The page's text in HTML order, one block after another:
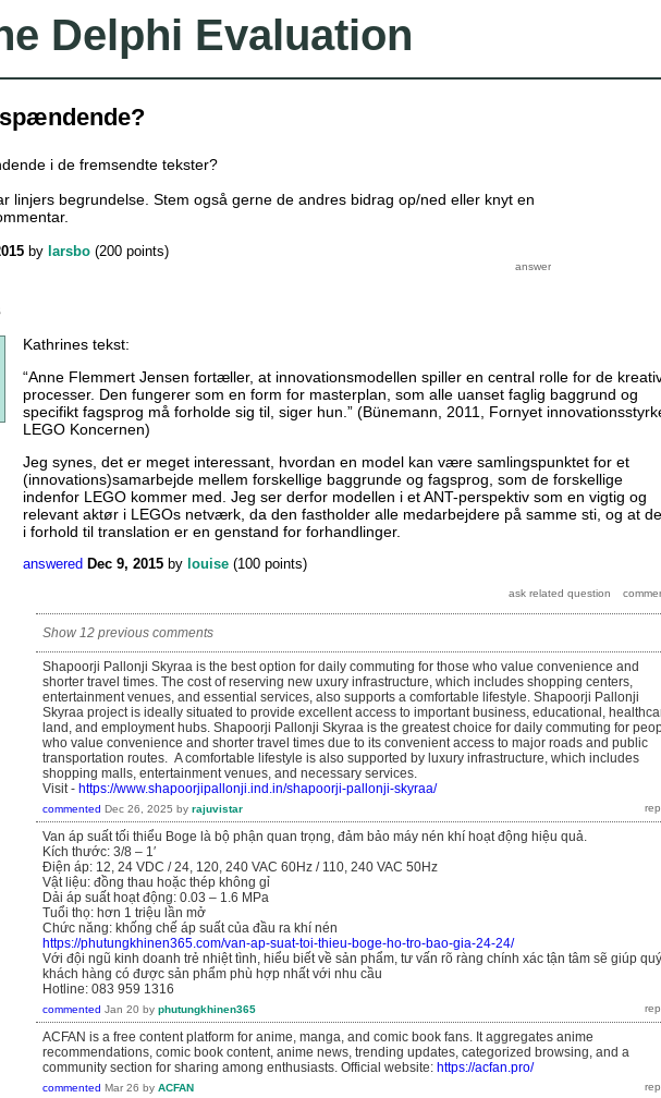
Delphi Evaluation
i de fremsendte tekster?
linjers begrundelse. Stem også gerne de andres bidrag op/ned eller knyt en
by larsbo (200 points)
Kathrines tekst:
“Anne Flemmert Jensen fortæller, at innovationsmodellen spiller en central rolle for de
processer. Den fungerer som en form for masterplan, som alle uanset faglig baggrund og
specifikt fagsprog må forholde sig til, siger hun.” (Bünemann, 2011, Fornyet
LEGO Koncernen)
Jeg synes, det er meget interessant, hvordan en model kan være samlingspunktet for et
(innovations)samarbejde mellem forskellige baggrunde og fagsprog, som de forskellige
indenfor LEGO kommer med. Jeg ser derfor modellen i et ANT-perspektiv som en vigtig og
relevant aktør i LEGOs netværk, da den fastholder alle medarbejdere på samme sti, og at
i forhold til translation er en genstand for forhandlinger.
answered Dec 9, 2015 by louise (100 points)
Show 12 previous comments
Shapoorji Pallonji Skyraa is the best option for daily commuting for those who value convenience and
shorter travel times. The cost of reserving new uxury infrastructure, which includes shopping centers,
entertainment venues, and essential services, also supports a comfortable lifestyle. Shapoorji Pallonji
Skyraa project is ideally situated to provide excellent access to important business, educational,
land, and employment hubs. Shapoorji Pallonji Skyraa is the greatest choice for daily commuting for
who value convenience and shorter travel times due to its convenient access to major roads and public
transportation routes. A comfortable lifestyle is also supported by luxury infrastructure, which includes
shopping malls, entertainment venues, and necessary services.
Visit - https://www.shapoorjipallonji.ind.in/shapoorji-pallonji-skyraa/
commented Dec 26, 2025 by rajuvistar
Van áp suất tối thiểu Boge là bộ phận quan trọng, đảm bảo máy nén khí hoạt động hiệu quả.
Kích thước: 3/8 – 1′
Điện áp: 12, 24 VDC / 24, 120, 240 VAC 60Hz / 110, 240 VAC 50Hz
Vật liệu: đồng thau hoặc thép không gỉ
Dải áp suất hoạt động: 0.03 – 1.6 MPa
Tuổi thọ: hơn 1 triệu lần mở
Chức năng: khống chế áp suất của đầu ra khí nén
https://phutungkhinen365.com/van-ap-suat-toi-thieu-boge-ho-tro-bao-gia-24-24/
Với đội ngũ kinh doanh trẻ nhiệt tình, hiểu biết về sản phẩm, tư vấn rõ ràng chính xác tận tâm sẽ giúp quý
khách hàng có được sản phẩm phù hợp nhất với nhu cầu
Hotline: 083 959 1316
commented Jan 20 by phutungkhinen365
ACFAN is a free content platform for anime, manga, and comic book fans. It aggregates anime
recommendations, comic book content, anime news, trending updates, categorized browsing, and a
community section for sharing among enthusiasts. Official website: https://acfan.pro/
commented Mar 26 by ACFAN